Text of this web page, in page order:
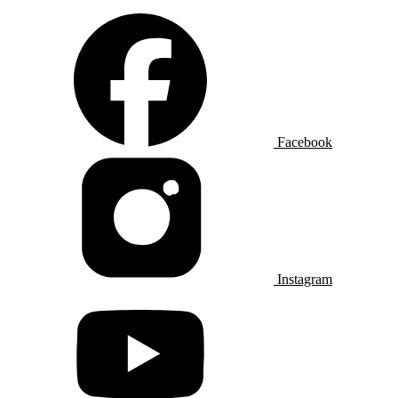
Facebook
Instagram